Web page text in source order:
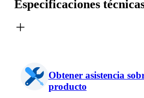
Especificaciones
Obtener asistencia
producto